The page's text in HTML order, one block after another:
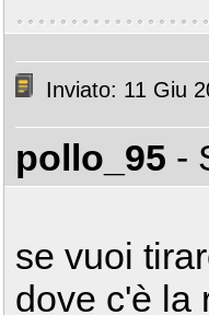
Inviato: 11 Giu
pollo_95 -
se vuoi
dove c'è la